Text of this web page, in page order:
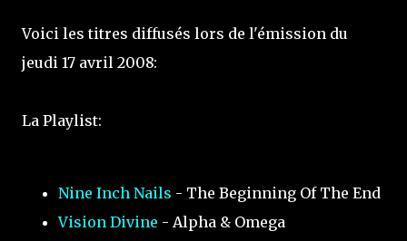
Voici les titres diffusés lors de l'émission du
jeudi 17 avril 2008:
La Playlist:
Nine Inch Nails - The Beginning Of The End
Vision Divine - Alpha & Omega